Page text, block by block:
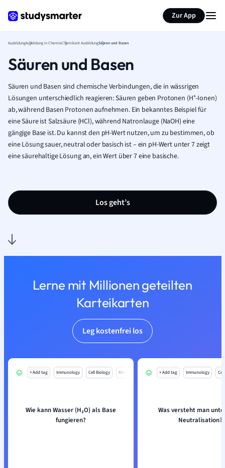
Zur App
AusbildungAusbildung in ChemieChemikant AusbildungSäuren und Basen
Säuren und Basen
Säuren und Basen sind chemische Verbindungen, die in wässrigen
Lösungen unterschiedlich reagieren: Säuren geben Protonen (H⁺-Ionen)
ab, während Basen Protonen aufnehmen. Ein bekanntes Beispiel für
eine Säure ist Salzsäure (HCl), während Natronlauge (NaOH) eine
gängige Base ist. Du kannst den pH-Wert nutzen, um zu bestimmen, ob
eine Lösung sauer, neutral oder basisch ist – ein pH-Wert unter 7 zeigt
eine säurehaltige Lösung an, ein Wert über 7 eine basische.
Los geht’s
Lerne mit Millionen geteilten
Karteikarten
Leg kostenfrei los
+ Add tag Immunology Cell Biology Mo
Wie kann Wasser (H₂O) als Base
fungieren?
+ Add tag Immunology
Was versteht man
Neutralisation?